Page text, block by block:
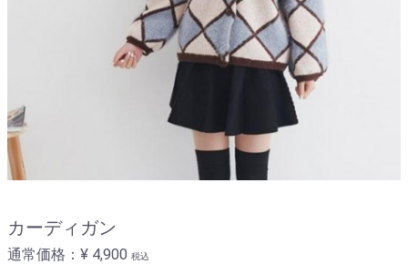
カーディガン
通常価格： ¥ 4,900 税込